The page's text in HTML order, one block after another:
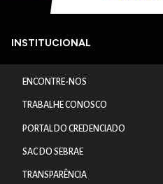
INSTITUCIONAL
ENCONTRE-NOS
TRABALHE CONOSCO
PORTAL DO CREDENCIADO
SAC DO SEBRAE
TRANSPARÊNCIA